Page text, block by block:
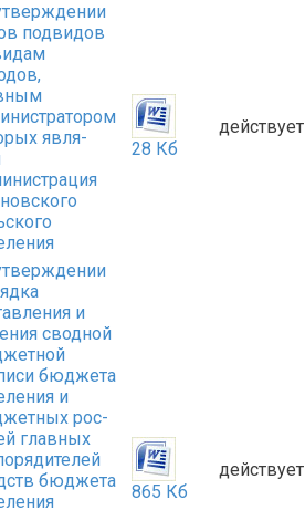
подвидов
явля-
28 Кб
действует
и
сводной
бюджета
и
рос-
главных
бюджета
865 Кб
действует